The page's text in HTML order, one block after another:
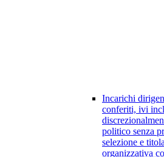
Incarichi
conferiti, ivi
politico senza
selezione e
organizzativa